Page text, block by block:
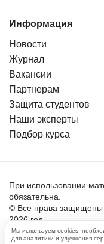
Информация
Новости
Журнал
Вакансии
Партнерам
Защита студентов
Наши эксперты
Подбор курса
При использовании
обязательна.
© Все права защищены
2026 год.
Мы используем cookies:
для аналитики и улучшения